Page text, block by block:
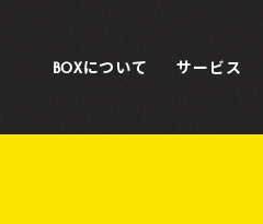
BOXについて サービス